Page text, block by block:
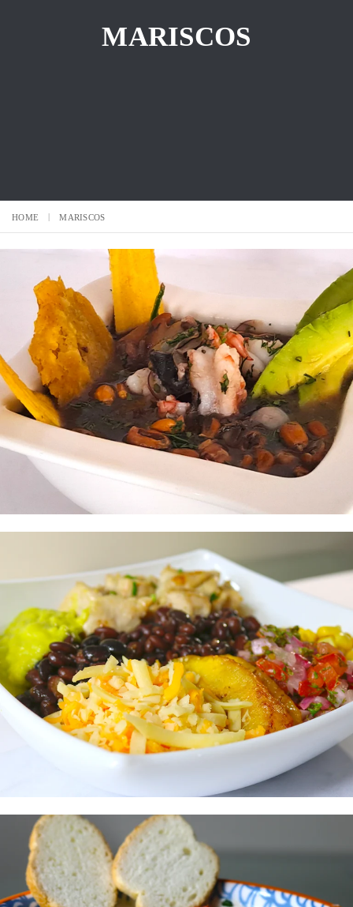
MARISCOS
HOME MARISCOS